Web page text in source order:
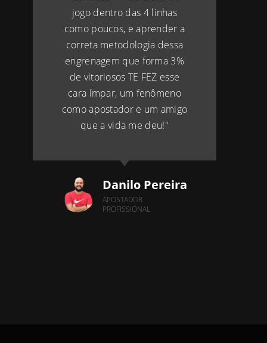
jogo dentro das 4 linhas
como poucos, e aprender a
correta metodologia dessa
engrenagem que forma 3%
de vitoriosos TE FEZ esse
cara ímpar, um fenômeno
como apostador e um amigo
que a vida me deu!"
Danilo Pereira
APOSTADOR
PROFISSIONAL